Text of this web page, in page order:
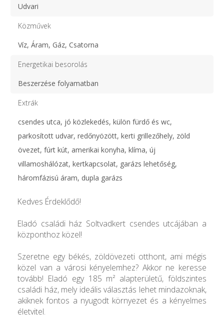
Udvari
Közművek
Víz, Áram, Gáz, Csatorna
Energetikai besorolás
Beszerzése folyamatban
Extrák
csendes utca, jó közlekedés, külön fürdő és wc,
parkosított udvar, redőnyözött, kerti grillezőhely, zöld
övezet, fúrt kút, amerikai konyha, klíma, új
villamoshálózat, kertkapcsolat, garázs lehetőség,
háromfázisú áram, dupla garázs
Kedves Érdeklődő!
Eladó családi ház Soltvadkert csendes utcájában a
központhoz közel!
Szeretne egy békés, zöldövezeti otthont, ami mégis
közel van a városi kényelemhez? Akkor ne keresse
tovább! Eladó egy 185 m² alapterületű, földszintes
családi ház, mely ideális választás lehet mindazoknak,
akiknek fontos a nyugodt környezet és a kényelmes
életvitel.